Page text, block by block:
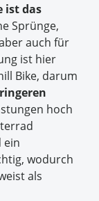
ist das
Sprünge,
auch für
ist hier
Bike, darum
hoch
ein
wodurch
als